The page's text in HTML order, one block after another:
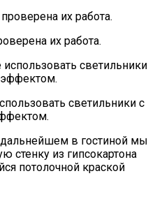
их работа.
светильники с
дальнейшем в гостиной мы
стенку из гипсокартона
потолочной краской